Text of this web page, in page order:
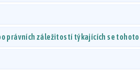
právních záležitostí týkajících se